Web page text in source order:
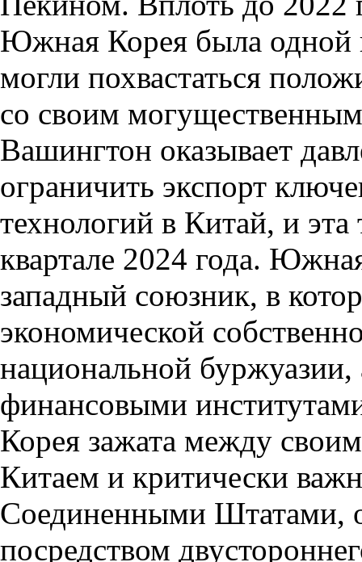
Южная Корея была одной
могли похвастаться
со своим
Вашингтон оказывает
ограничить экспорт
технологий в Китай, и
квартале 2024 года.
западный союзник, в
экономической
национальной буржуазии,
финансовыми
Корея зажата между
Китаем и критически
Соединенными Штатами,
посредством